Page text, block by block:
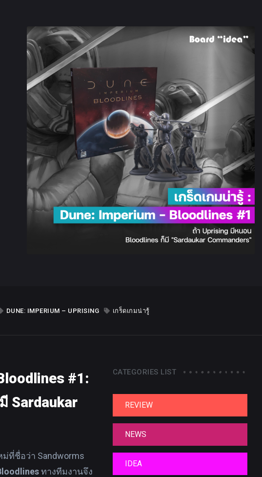
DUNE: IMPERIUM – UPRISING เกร็ดเกมน่ารู้
#1:
Sardaukar
ที่ชื่อว่า Sandworms
ทางทีมงานจึง
CATEGORIES LIST
REVIEW
NEWS
IDEA